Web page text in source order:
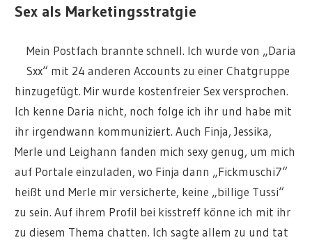
Sex als Marketingsstratgie
Mein Postfach brannte schnell. Ich wurde von „Daria
Sxx“ mit 24 anderen Accounts zu einer Chatgruppe
hinzugefügt. Mir wurde kostenfreier Sex versprochen.
Ich kenne Daria nicht, noch folge ich ihr und habe mit
ihr irgendwann kommuniziert. Auch Finja, Jessika,
Merle und Leighann fanden mich sexy genug, um mich
auf Portale einzuladen, wo Finja dann „Fickmuschi7“
heißt und Merle mir versicherte, keine „billige Tussi“
zu sein. Auf ihrem Profil bei kisstreff könne ich mit ihr
zu diesem Thema chatten. Ich sagte allem zu und tat